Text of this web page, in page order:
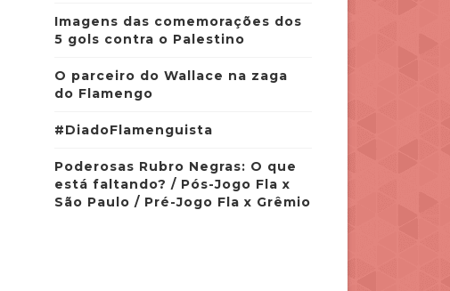
Imagens das comemorações dos
5 gols contra o Palestino
O parceiro do Wallace na zaga
do Flamengo
#DiadoFlamenguista
Poderosas Rubro Negras: O que
está faltando? / Pós-Jogo Fla x
São Paulo / Pré-Jogo Fla x Grêmio